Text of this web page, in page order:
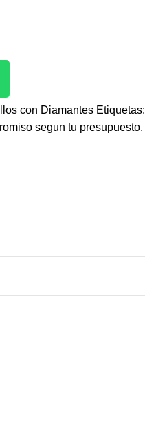
con Diamantes Etiquetas:
segun tu presupuesto,